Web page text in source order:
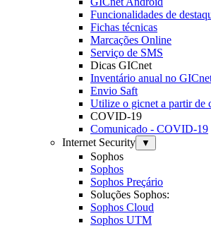
Funcionalidades de
Fichas técnicas
Marcações Online
Serviço de SMS
Dicas GICnet
Inventário anual no
Envio Saft
Utilize o gicnet a partir de
COVID-19
Comunicado - COVID-19
Internet Security
▼
Sophos
Sophos
Sophos Preçário
Soluções Sophos:
Sophos Cloud
Sophos UTM